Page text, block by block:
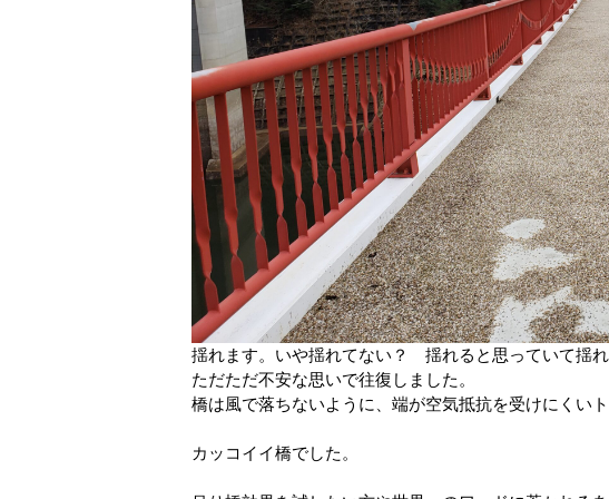
揺れます。いや揺れてない？ 揺れると思っていて揺
ただただ不安な思いで往復しました。
橋は風で落ちないように、端が空気抵抗を受けにくい
カッコイイ橋でした。